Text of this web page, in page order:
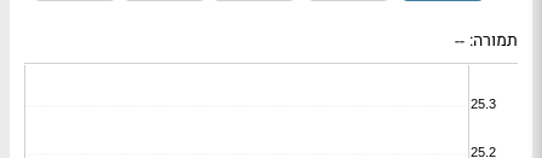
תמורה: --